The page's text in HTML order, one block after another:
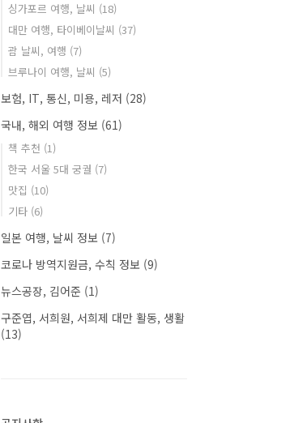
싱가포르 여행, 날씨 (18)
대만 여행, 타이베이날씨 (37)
괌 날씨, 여행 (7)
브루나이 여행, 날씨 (5)
보험, IT, 통신, 미용, 레저 (28)
국내, 해외 여행 정보 (61)
책 추천 (1)
한국 서울 5대 궁궐 (7)
맛집 (10)
기타 (6)
일본 여행, 날씨 정보 (7)
코로나 방역지원금, 수칙 정보 (9)
뉴스공장, 김어준 (1)
구준엽, 서희원, 서희제 대만 활동, 생활
(13)